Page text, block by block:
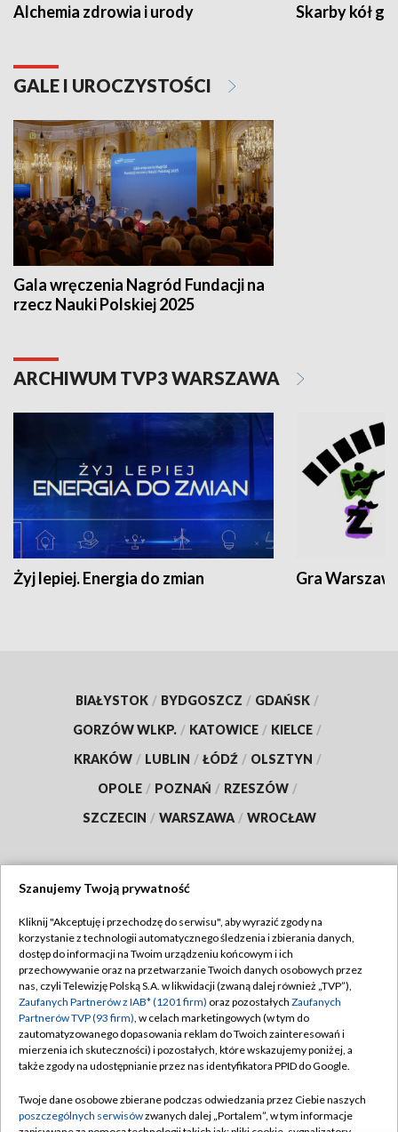
Alchemia zdrowia i urody Skarby kół
GALE I UROCZYSTOŚCI
Gala wręczenia Nagród Fundacji na
rzecz Nauki Polskiej 2025
ARCHIWUM TVP3 WARSZAWA
Żyj lepiej. Energia do zmian Gra
BIAŁYSTOK / BYDGOSZCZ / GDAŃSK /
GORZÓW WLKP. / KATOWICE / KIELCE /
KRAKÓW / LUBLIN / ŁÓDŹ / OLSZTYN /
OPOLE / POZNAŃ / RZESZÓW /
SZCZECIN / WARSZAWA / WROCŁAW
TVP
Abonament TVP
Emisja w TVP
Centrum informacji TVP
Naziemna Telewizja Cyfrowa
Rada Programowa
Regulamin TVP
Polityka prywatności
Moje zgody
Pomoc
Kontakt
Szanujemy Twoją prywatność
Kliknij "Akceptuję i przechodzę do serwisu", aby wyrazić zgody na
korzystanie z technologii automatycznego śledzenia i zbierania danych,
dostęp do informacji na Twoim urządzeniu końcowym i ich
przechowywanie oraz na przetwarzanie Twoich danych osobowych przez
nas, czyli Telewizję Polską S.A. w likwidacji (zwaną dalej również „TVP”),
Zaufanych Partnerów z IAB* (1201 firm) oraz pozostałych Zaufanych
Partnerów TVP (93 firm), w celach marketingowych (w tym do
zautomatyzowanego dopasowania reklam do Twoich zainteresowań i
mierzenia ich skuteczności) i pozostałych, które wskazujemy poniżej, a
także zgody na udostępnianie przez nas identyfikatora PPID do Google.
Twoje dane osobowe zbierane podczas odwiedzania przez Ciebie naszych
poszczególnych serwisówzwanych dalej „Portalem”, w tym informacje